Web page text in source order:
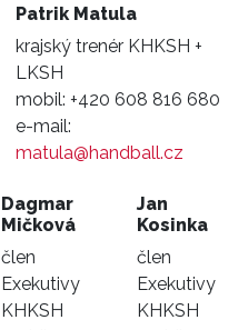
Patrik Matula
krajský trenér KHKSH +
LKSH
mobil: +420 608 816 680
e-mail:
matula@handball.cz
Dagmar
Mičková
člen
Exekutivy
KHKSH
Jan
Kosinka
člen
Exekutivy
KHKSH